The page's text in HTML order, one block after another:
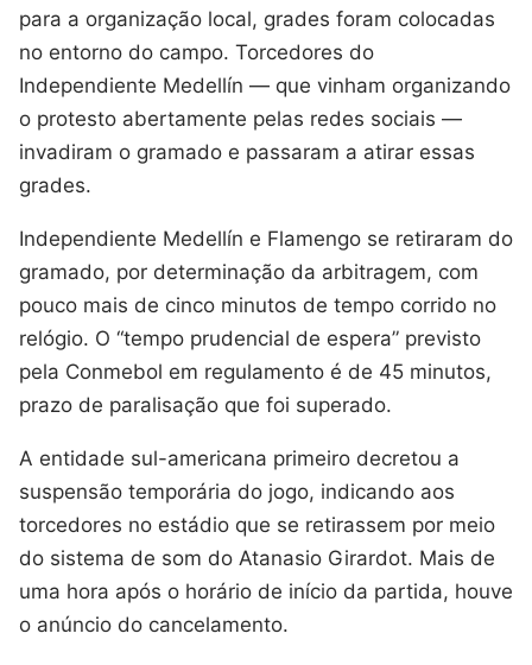
para a organização local, grades foram colocadas
no entorno do campo. Torcedores do
Independiente Medellín — que vinham organizando
o protesto abertamente pelas redes sociais —
invadiram o gramado e passaram a atirar essas
grades.
Independiente Medellín e Flamengo se retiraram do
gramado, por determinação da arbitragem, com
pouco mais de cinco minutos de tempo corrido no
relógio. O “tempo prudencial de espera” previsto
pela Conmebol em regulamento é de 45 minutos,
prazo de paralisação que foi superado.
A entidade sul-americana primeiro decretou a
suspensão temporária do jogo, indicando aos
torcedores no estádio que se retirassem por meio
do sistema de som do Atanasio Girardot. Mais de
uma hora após o horário de início da partida, houve
o anúncio do cancelamento.